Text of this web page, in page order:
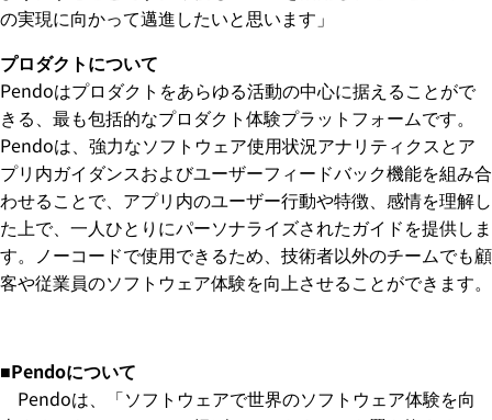
の実現に向かって邁進したいと思います」
プロダクトについて
Pendoはプロダクトをあらゆる活動の中心に据えることがで
きる、最も包括的なプロダクト体験プラットフォームです。
Pendoは、強力なソフトウェア使用状況アナリティクスとア
プリ内ガイダンスおよびユーザーフィードバック機能を組み合
わせることで、アプリ内のユーザー行動や特徴、感情を理解し
た上で、一人ひとりにパーソナライズされたガイドを提供しま
す。ノーコードで使用できるため、技術者以外のチームでも顧
客や従業員のソフトウェア体験を向上させることができます。
■Pendoについて
Pendoは、「ソフトウェアで世界のソフトウェア体験を向